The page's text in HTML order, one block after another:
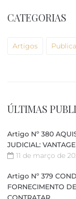
CATEGORIAS
Artigos
ÚLTIMAS
Artigo Nº 380
JUDICIAL:
11 de março de
Artigo Nº 379
FORNECIMENTO